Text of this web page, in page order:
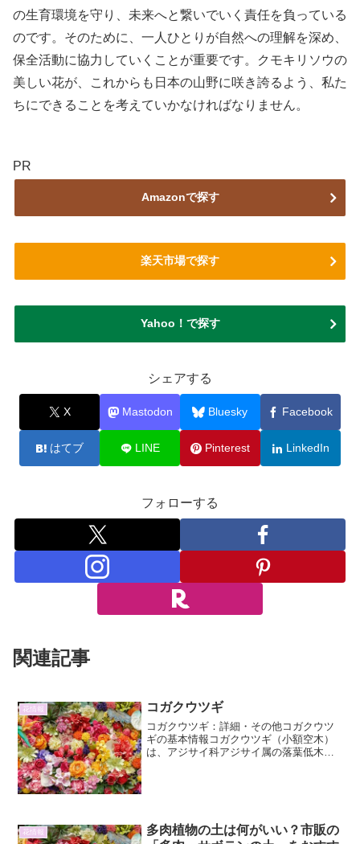
の生育環境を守り、未来へと繋いでいく責任を負っている
のです。そのために、一人ひとりが自然への理解を深め、
保全活動に協力していくことが重要です。クモキリソウの
美しい花が、これからも日本の山野に咲き誇るよう、私た
ちにできることを考えていかなければなりません。
PR
Amazonで探す
楽天市場で探す
Yahoo！で探す
シェアする
X Mastodon Bluesky Facebook
はてブ LINE Pinterest LinkedIn
フォローする
関連記事
花情報 コガクウツギ
コガクウツギ：詳細・その他コガクウツ
ギの基本情報コガクウツギ（小額空木）
は、アジサイ科アジサイ属の落葉低木で
花情報
多肉植物の土は何がいい？市販の